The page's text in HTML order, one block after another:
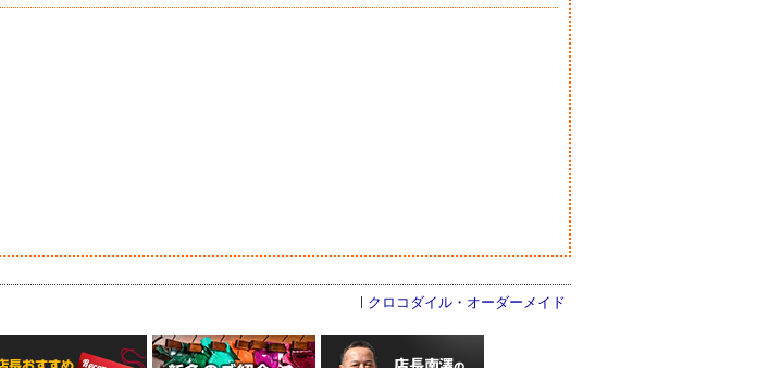
クロコダイル・オーダーメイド